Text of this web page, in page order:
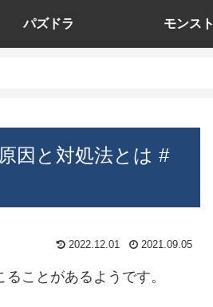
パズドラ モンスト
因と対処法とは #
2022.12.01 2021.09.05
ことがあるようです。